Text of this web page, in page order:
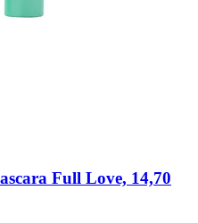
Full Love, 14,70